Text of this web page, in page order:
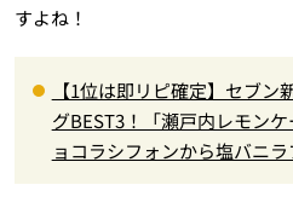
すよね！
【1位は即リピ確定】セブ
グBEST3！「瀬戸内レモン
ョコラシフォンから塩バニ